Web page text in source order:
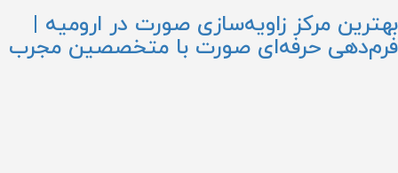
بهترین مرکز زاویه‌سازی صورت در ارومیه |
فرم‌دهی حرفه‌ای صورت با متخصصین مجرب